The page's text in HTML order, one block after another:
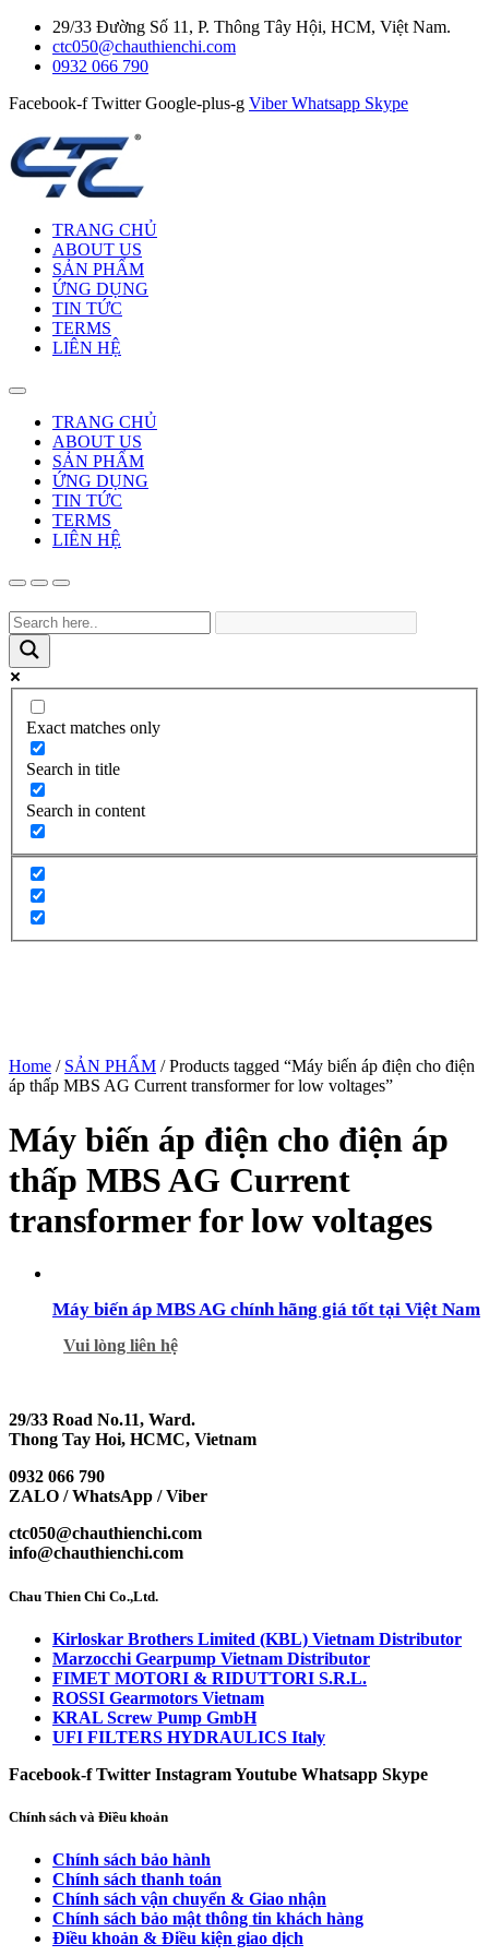
29/33 Đường Số 11, P. Thông Tây Hội, HCM, Việt Nam.
ctc050@chauthienchi.com
0932 066 790
Facebook-f Twitter Google-plus-g Viber Whatsapp Skype
TRANG CHỦ
ABOUT US
SẢN PHẨM
ỨNG DỤNG
TIN TỨC
TERMS
LIÊN HỆ
TRANG CHỦ
ABOUT US
SẢN PHẨM
ỨNG DỤNG
TIN TỨC
TERMS
LIÊN HỆ
Exact matches only
Search in title
Search in content
Home / SẢN PHẨM / Products tagged “Máy biến áp điện cho điện
áp thấp MBS AG Current transformer for low voltages”
Máy biến áp điện cho điện áp
thấp MBS AG Current
transformer for low voltages
Máy biến áp MBS AG chính hãng giá tốt tại Việt Nam
Vui lòng liên hệ
29/33 Road No.11, Ward.
Thong Tay Hoi, HCMC, Vietnam
0932 066 790
ZALO / WhatsApp / Viber
ctc050@chauthienchi.com
info@chauthienchi.com
Chau Thien Chi Co.,Ltd.
Kirloskar Brothers Limited (KBL) Vietnam Distributor
Marzocchi Gearpump Vietnam Distributor
FIMET MOTORI & RIDUTTORI S.R.L.
ROSSI Gearmotors Vietnam
KRAL Screw Pump GmbH
UFI FILTERS HYDRAULICS Italy
Facebook-f Twitter InstagramYoutube Whatsapp Skype
Chính sách và Điều khoản
Chính sách bảo hành
Chính sách thanh toán
Chính sách vận chuyển & Giao nhận
Chính sách bảo mật thông tin khách hàng
Điều khoản & Điều kiện giao dịch